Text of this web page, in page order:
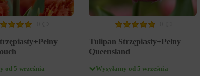
od 5 września
Tulipan Strzępiasty+Pełny
Queensland
Wysyłamy od 5 września